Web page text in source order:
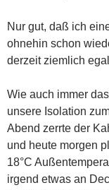
Nur gut, daß ich
ohnehin schon
derzeit ziemlich
Wie auch immer
unsere Isolation
Abend zerrte der
und heute morgen
18°C
irgend etwas an